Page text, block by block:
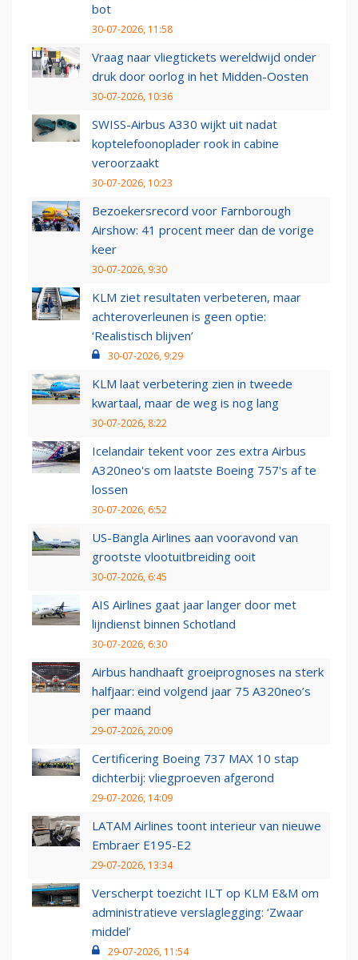
bot
30-07-2026, 11:58
Vraag naar vliegtickets wereldwijd onder
druk door oorlog in het Midden-Oosten
30-07-2026, 10:36
SWISS-Airbus A330 wijkt uit nadat
koptelefoonoplader rook in cabine
veroorzaakt
30-07-2026, 10:23
Bezoekersrecord voor Farnborough
Airshow: 41 procent meer dan de vorige
keer
30-07-2026, 9:30
KLM ziet resultaten verbeteren, maar
achteroverleunen is geen optie:
‘Realistisch blijven’
30-07-2026, 9:29
KLM laat verbetering zien in tweede
kwartaal, maar de weg is nog lang
30-07-2026, 8:22
Icelandair tekent voor zes extra Airbus
A320neo's om laatste Boeing 757's af te
lossen
30-07-2026, 6:52
US-Bangla Airlines aan vooravond van
grootste vlootuitbreiding ooit
30-07-2026, 6:45
AIS Airlines gaat jaar langer door met
lijndienst binnen Schotland
30-07-2026, 6:30
Airbus handhaaft groeiprognoses na sterk
halfjaar: eind volgend jaar 75 A320neo’s
per maand
29-07-2026, 20:09
Certificering Boeing 737 MAX 10 stap
dichterbij: vliegproeven afgerond
29-07-2026, 14:09
LATAM Airlines toont interieur van nieuwe
Embraer E195-E2
29-07-2026, 13:34
Verscherpt toezicht ILT op KLM E&M om
administratieve verslaglegging: ‘Zwaar
middel’
29-07-2026, 11:54